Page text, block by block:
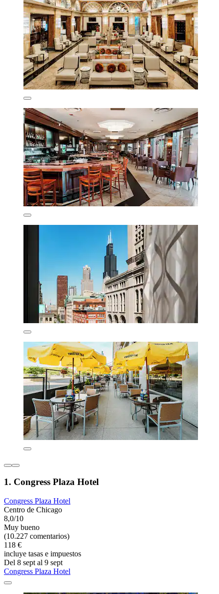
1. Congress Plaza Hotel
Congress Plaza Hotel
Centro de Chicago
8,0/10
Muy bueno
(10.227 comentarios)
118 €
incluye tasas e impuestos
Del 8 sept al 9 sept
Congress Plaza Hotel